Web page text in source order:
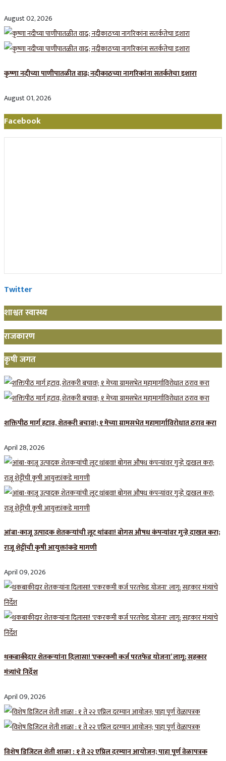
August 02, 2026
कृष्णा नदीच्या पाणीपातळीत वाढ; नदीकाठच्या नागरिकांना सतर्कतेचा इशारा
August 01, 2026
Facebook
Twitter
शाश्वत स्वास्थ्य
राजकारण
कृषी जगत
शक्तिपीठ मार्ग हटाव, शेतकरी बचाव!; १ मेच्या ग्रामसभेत महामार्गाविरोधात ठराव करा
April 28, 2026
आंबा-काजू उत्पादक शेतकऱ्यांची लूट थांबवा! बोगस औषध कंपन्यांवर गुन्हे दाखल करा;
राजू शेट्टींची कृषी आयुक्तांकडे मागणी
April 09, 2026
थकबाकीदार शेतकऱ्यांना दिलासा! ‘एकरकमी कर्ज परतफेड योजना’ लागू; सहकार
मंत्र्यांचे निर्देश
April 09, 2026
विशेष डिजिटल शेती शाळा : १ ते २२ एप्रिल दरम्यान आयोजन; पाहा पूर्ण वेळापत्रक